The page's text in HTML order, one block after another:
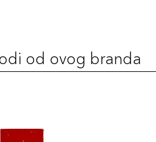
od ovog branda